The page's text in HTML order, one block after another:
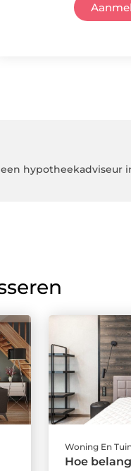
hypotheekadviseur
Woning En
Hoe